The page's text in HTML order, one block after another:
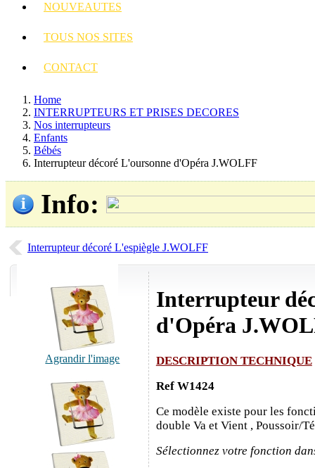
NOUVEAUTES
TOUS NOS SITES
CONTACT
Home
INTERRUPTEURS ET PRISES DECORES
Nos interrupteurs
Enfants
Bébés
Interrupteur décoré L'oursonne d'Opéra J.WOLFF
Info:
Interrupteur décoré L'espiègle J.WOLFF
Agrandir l'image
Interrupteur
d'Opéra
DESCRIPTION TECHNIQUE
Ref W1424
Ce modèle existe pour les
double Va et Vient , Poussoir/
Sélectionnez votre fonction